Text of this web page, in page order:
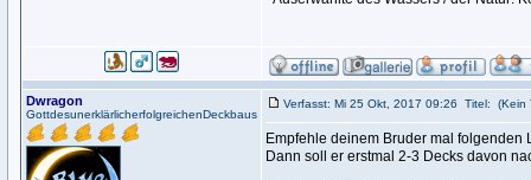
Dwragon
GottdesunerklärlicherfolgreichenDeckbaus
Verfasst: Mi 25 Okt, 2017 09:26 Titel: (Kein
Empfehle deinem Bruder mal folgenden
Dann soll er erstmal 2-3 Decks davon